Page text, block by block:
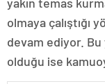
yakın temas
olmaya çalıştığı
devam ediyor. Bu
olduğu ise